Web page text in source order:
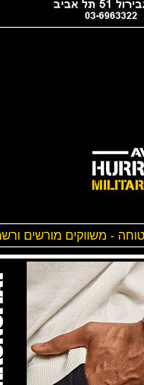
- משווקים מורשים